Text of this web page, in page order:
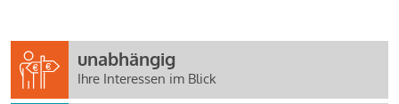
unabhängig
Ihre Interessen im Blick